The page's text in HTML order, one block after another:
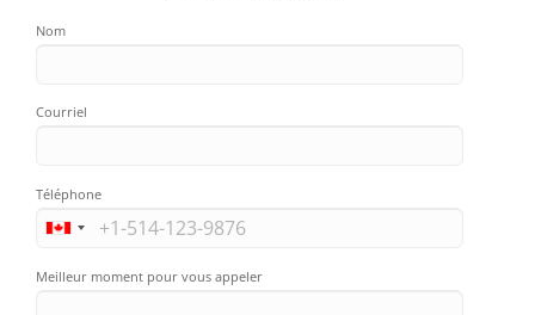
Nom
Courriel
Téléphone
Meilleur moment pour vous appeler